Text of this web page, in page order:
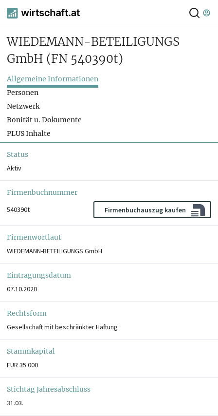
WIEDEMANN-BETEILIGUNGS
GmbH (FN 540390t)
Allgemeine Informationen
Personen
Netzwerk
Bonität u. Dokumente
PLUS Inhalte
Status
Aktiv
Firmenbuchnummer
540390t
Firmenbuchauszug kaufen
Firmenwortlaut
WIEDEMANN-BETEILIGUNGS GmbH
Eintragungsdatum
07.10.2020
Rechtsform
Gesellschaft mit beschränkter Haftung
Stammkapital
EUR 35.000
Stichtag Jahresabschluss
31.03.